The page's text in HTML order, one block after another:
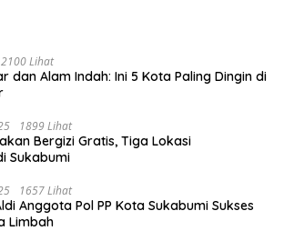
2100 Lihat
dan Alam Indah: Ini 5 Kota Paling Dingin di
1899 Lihat
Bergizi Gratis, Tiga Lokasi
Sukabumi
1657 Lihat
Anggota Pol PP Kota Sukabumi Sukses
Limbah